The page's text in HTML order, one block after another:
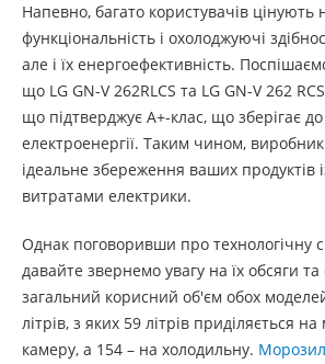
Напевно, багато користувачів цінують
функціональність і охолоджуючі
але і їх енергоефективність.
що LG GN-V 262RLCS та LG GN-V 262
що підтверджує А+-клас, що зберігає
електроенергії. Таким чином,
ідеальне збереження ваших продуктів
витратами електрики.
Однак поговоривши про технологічну
давайте звернемо увагу на їх обсяги
загальний корисний об'єм обох
літрів, з яких 59 літрів приділяється
камеру, а 154 – на холодильну.